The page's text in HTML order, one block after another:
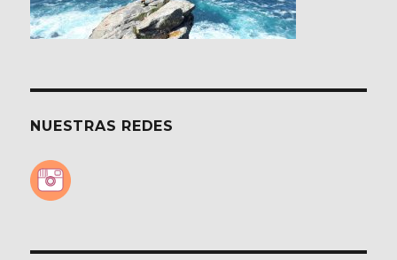
NUESTRAS REDES